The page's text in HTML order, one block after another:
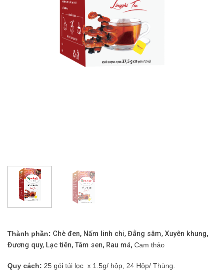
Thành phần: Chè đen, Nấm linh chi, Đẳng sâm, Xuyên khung,
Đương quy, Lạc tiên, Tâm sen, Rau má, Cam thảo
Quy cách: 25 gói túi lọc x 1.5g/ hộp, 24 Hộp/ Thùng.